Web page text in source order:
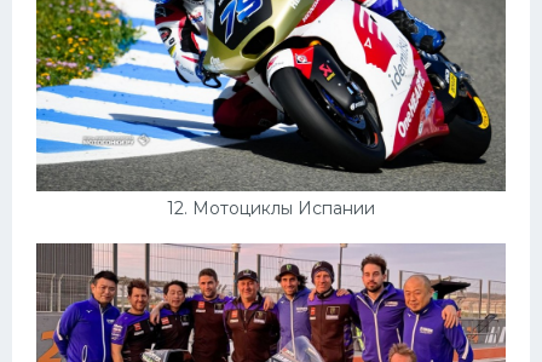
12. Мотоциклы Испании